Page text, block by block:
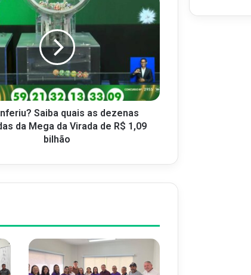
Saiba quais as dezenas
da Mega da Virada de R$ 1,09
bilhão